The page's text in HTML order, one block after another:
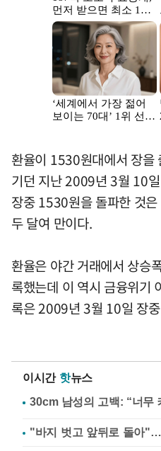
환율이 1530원대에서 장을
기던 지난 2009년 3월 10
장중 1530원을 돌파한 것
두 달여 만이다.
환율은 야간 거래에서 상승
록했는데 이 역시 금융위기
록은 2009년 3월 10일 장
이시간 핫뉴스
"바지 벗고 앞뒤로 돌아